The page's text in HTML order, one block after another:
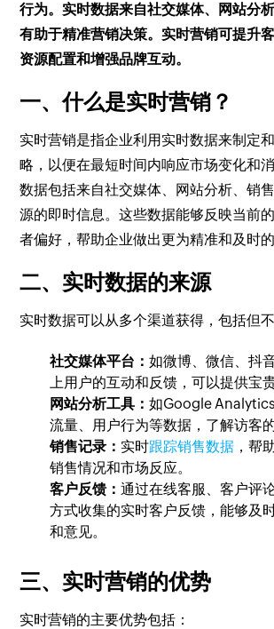
行为。实时数据来自社交媒体、网站分
有助于精准营销决策。实时营销可提升
资源配置和增强品牌互动。
一、什么是实时营销？
实时营销是指企业利用实时数据来制定
略，以便在最短时间内响应市场变化和
数据包括来自社交媒体、网站分析、销
源的即时信息。这些数据能够反映当前
者偏好，帮助企业做出更为精准和及时的
二、实时数据的来源
实时数据可以从多个渠道获得，包括但不
社交媒体平台：如微博、微信、抖
上用户的互动和反馈，可以提供宝
网站分析工具：如Google
流量、用户行为等数据，了解访客
销售记录： 实时跟踪销售数据 ，帮
销售情况和市场反应。
客户反馈：通过在线客服、客户评
方式收集的实时客户反馈，能够及
和意见。
三、实时营销的优势
实时营销的主要优势包括：